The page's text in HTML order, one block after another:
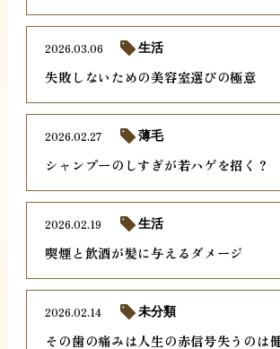
失敗しないための美容室選びの極意
2026.03.06 生活
シャンプーのしすぎが若ハゲを招く？
2026.02.27 薄毛
喫煙と飲酒が髪に与えるダメージ
2026.02.19 生活
その歯の痛みは人生の赤信号失うのは
2026.02.14 未分類